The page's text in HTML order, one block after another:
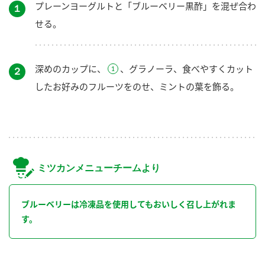
１
プレーンヨーグルトと「ブルーベリー黒酢」を混ぜ合わ
せる。
２ 深めのカップに、
、グラノーラ、食べやすくカット
したお好みのフルーツをのせ、ミントの葉を飾る。
ミツカンメニューチームより
ブルーベリーは冷凍品を使用してもおいしく召し上がれま
す。